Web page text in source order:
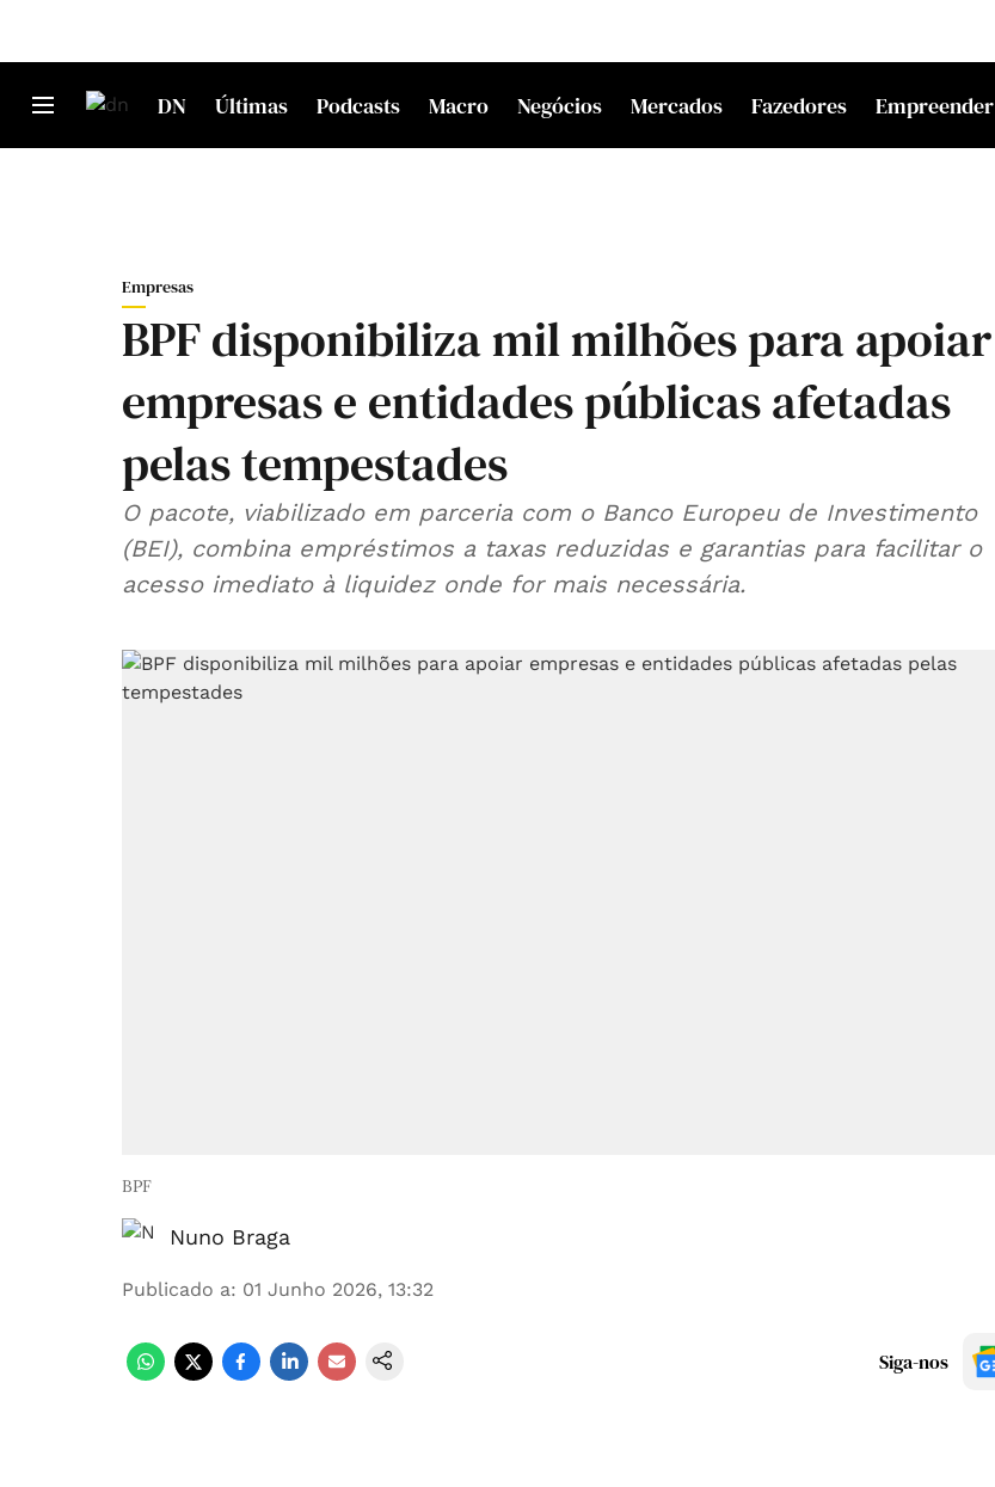
DN Últimas Podcasts Macro Negócios Mercados Fazedores Empreender
Empresas
BPF disponibiliza mil milhões para apoiar
empresas e entidades públicas afetadas
pelas tempestades
O pacote, viabilizado em parceria com o Banco Europeu de Investimento
(BEI), combina empréstimos a taxas reduzidas e garantias para facilitar o
acesso imediato à liquidez onde for mais necessária.
BPF
Nuno Braga
Publicado a: 01 Junho 2026, 13:32
Siga-nos